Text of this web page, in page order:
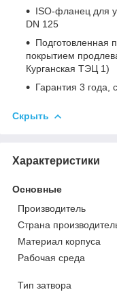
ISO-фланец для
DN 125
Подготовленная
покрытием
Курганская ТЭЦ 1)
Гарантия 3 года,
Скрыть
Характеристики
Основные
Производитель
Страна
Материал корпуса
Рабочая среда
Тип затвора